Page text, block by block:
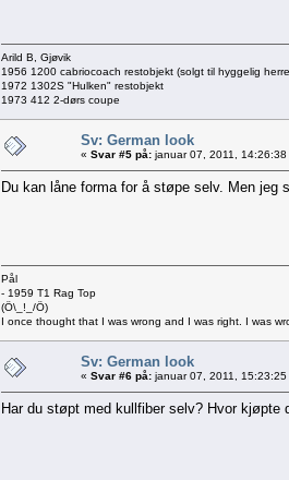
Arild B, Gjøvik
1956 1200 cabriocoach restobjekt (solgt til hyggelig
1972 1302S "Hulken" restobjekt
1973 412 2-dørs coupe
Sv: German look
« Svar #5 på: januar 07, 2011, 14:26:38
Du kan låne forma for å støpe selv. Men jeg
Pål
- 1959 T1 Rag Top
(Ö\_!_/Ö)
I once thought that I was wrong and I was right. I was
Sv: German look
« Svar #6 på: januar 07, 2011, 15:23:25
Har du støpt med kullfiber selv? Hvor kjøpte